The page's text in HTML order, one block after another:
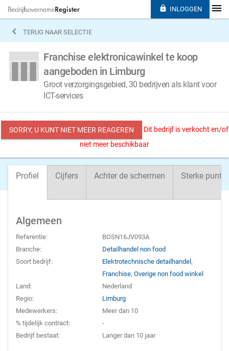
 TERUG NAAR SELECTIE
Franchise elektronicawinkel te koop
aangeboden in Limburg
Groot verzorgingsgebied, 30 bedrijven als klant voor
ICT-services
SORRY, U KUNT NIET MEER REAGEREN
Dit bedrijf is verkocht en/of
niet meer beschikbaar
Profiel Cijfers Achter de schermen Sterke
Algemeen
Referentie:
BOSN16JV093A
Branche:
Detailhandel non food
Soort bedrijf:
Elektrotechnische detailhandel,
Franchise,Overige non food winkel
Land:
Nederland
Regio:
Limburg
Medewerkers:
Meer dan 10
% tijdelijk contract:
-
Bedrijf bestaat:
Langer dan 10 jaar
 INLOGGEN